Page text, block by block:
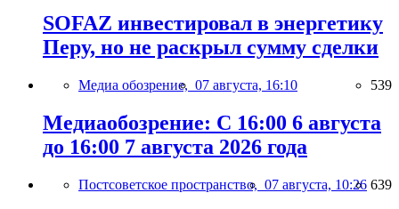
SOFAZ инвестировал в энергетику
Перу, но не раскрыл сумму сделки
Медиа обозрение, 07 августа, 16:10 539
Медиаобозрение: С 16:00 6 августа
до 16:00 7 августа 2026 года
Постсоветское пространство, 07 августа, 10:26 639